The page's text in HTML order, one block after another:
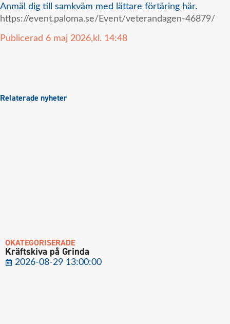
Anmäl dig till samkväm med lättare förtäring här.
https://event.paloma.se/Event/veterandagen-46879/
Publicerad 6 maj 2026, kl. 14:48
Relaterade nyheter
OKATEGORISERADE
Kräftskiva på Grinda
2026-08-29 13:00:00